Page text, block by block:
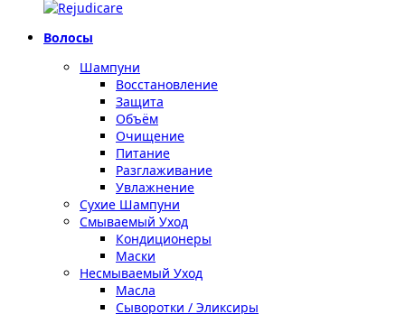
Волосы
Шампуни
Восстановление
Защита
Объём
Очищение
Питание
Разглаживание
Увлажнение
Сухие Шампуни
Смываемый Уход
Кондиционеры
Маски
Несмываемый Уход
Масла
Сыворотки / Эликсиры